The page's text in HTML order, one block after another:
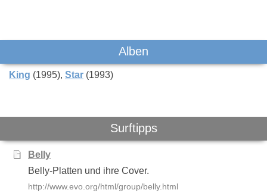
Alben
King (1995) Star (1993)
Surftipps
Belly
Belly-Platten und ihre Cover.
http://www.evo.org/html/group/belly.html